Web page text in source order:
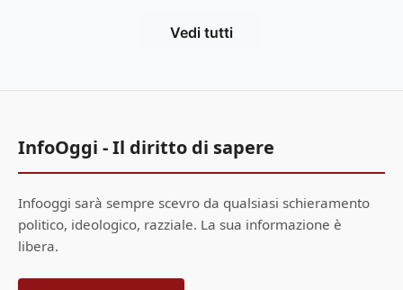
Vedi tutti
InfoOggi - Il diritto di sapere
Infooggi sarà sempre scevro da qualsiasi schieramento
politico, ideologico, razziale. La sua informazione è
libera.